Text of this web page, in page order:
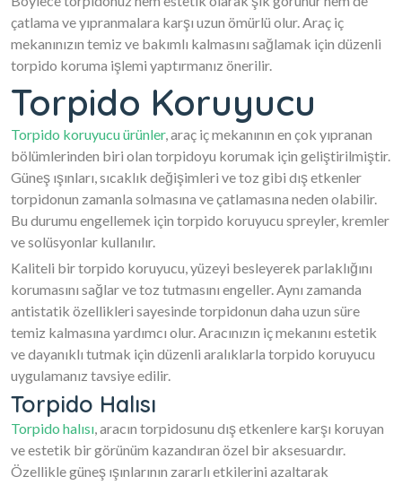
çatlama ve yıpranmalara karşı uzun ömürlü olur. Araç iç
mekanınızın temiz ve bakımlı kalmasını sağlamak için düzenli
torpido koruma işlemi yaptırmanız önerilir.
Torpido Koruyucu
Torpido koruyucu ürünler, araç iç mekanının en çok yıpranan
bölümlerinden biri olan torpidoyu korumak için geliştirilmiştir.
Güneş ışınları, sıcaklık değişimleri ve toz gibi dış etkenler
torpidonun zamanla solmasına ve çatlamasına neden olabilir.
Bu durumu engellemek için torpido koruyucu spreyler, kremler
ve solüsyonlar kullanılır.
Kaliteli bir torpido koruyucu, yüzeyi besleyerek parlaklığını
korumasını sağlar ve toz tutmasını engeller. Aynı zamanda
antistatik özellikleri sayesinde torpidonun daha uzun süre
temiz kalmasına yardımcı olur. Aracınızın iç mekanını estetik
ve dayanıklı tutmak için düzenli aralıklarla torpido koruyucu
uygulamanız tavsiye edilir.
Torpido Halısı
Torpido halısı, aracın torpidosunu dış etkenlere karşı koruyan
ve estetik bir görünüm kazandıran özel bir aksesuardır.
Özellikle güneş ışınlarının zararlı etkilerini azaltarak